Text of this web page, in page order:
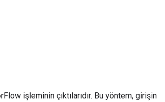
işleminin çıktılarıdır. Bu yöntem, girişin